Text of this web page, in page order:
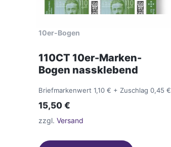
10er-Bogen
110CT 10er-Marken-
Bogen nassklebend
Briefmarkenwert 1,10 € + Zuschlag 0,45 €
15,50 €
zzgl. Versand